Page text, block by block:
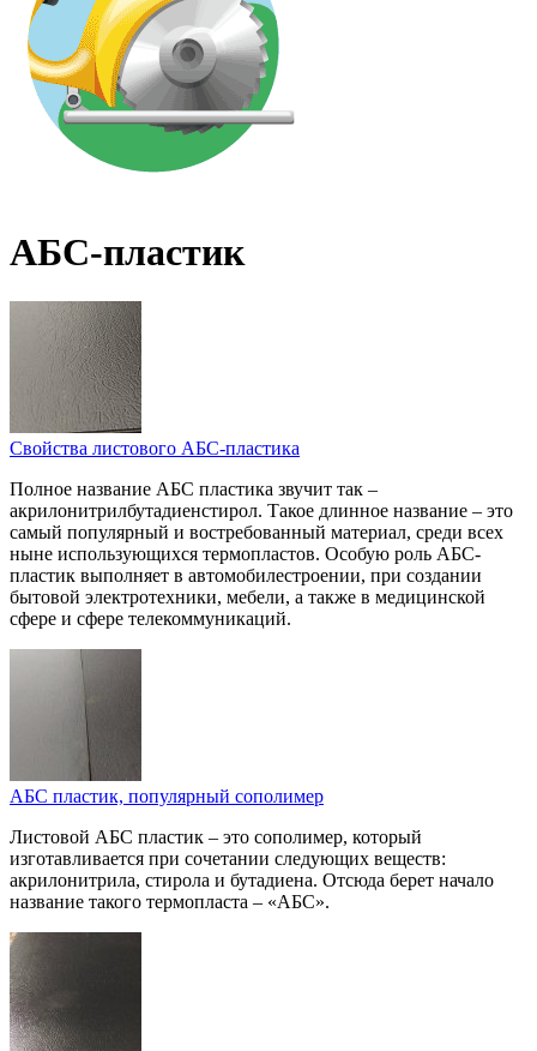
АБС-пластик
Свойства листового АБС-пластика
Полное название АБС пластика звучит так –
акрилонитрилбутадиенстирол. Такое длинное название – это
самый популярный и востребованный материал, среди всех
ныне использующихся термопластов. Особую роль АБС-
пластик выполняет в автомобилестроении, при создании
бытовой электротехники, мебели, а также в медицинской
сфере и сфере телекоммуникаций.
АБС пластик, популярный сополимер
Листовой АБС пластик – это сополимер, который
изготавливается при сочетании следующих веществ:
акрилонитрила, стирола и бутадиена. Отсюда берет начало
название такого термопласта – «АБС».